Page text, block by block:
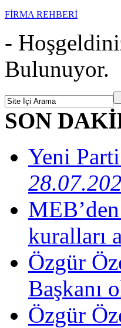
FİRMA REHBERİ
-
Bulunuyor.
SON
Yeni
kuralları
Özgür
Başkanı
Özgür